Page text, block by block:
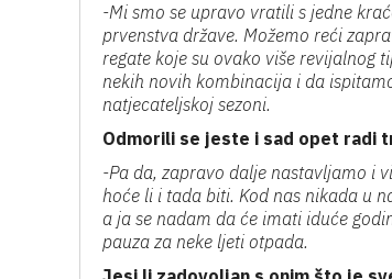
-Mi smo se upravo vratili s jedne
prvenstva države. Možemo reći
regate koje su ovako više revijalnog
nekih novih kombinacija i da
natjecateljskoj sezoni.
Odmorili se jeste i sad opet radi
-Pa da, zapravo dalje nastavljamo i
hoće li i tada biti. Kod nas nikada u
a ja se nadam da će imati iduće
pauza za neke ljeti otpada.